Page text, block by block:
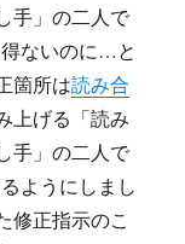
手」の二人で
ないのに…と
箇所は読み合
上げる「読み
手」の二人で
ようにしまし
修正指示のこ